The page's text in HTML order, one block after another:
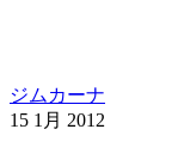
ジムカーナ
15 1月 2012